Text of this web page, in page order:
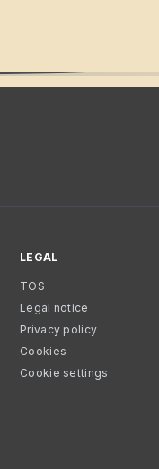
LEGAL
TOS
Legal notice
Privacy policy
Cookies
Cookie settings